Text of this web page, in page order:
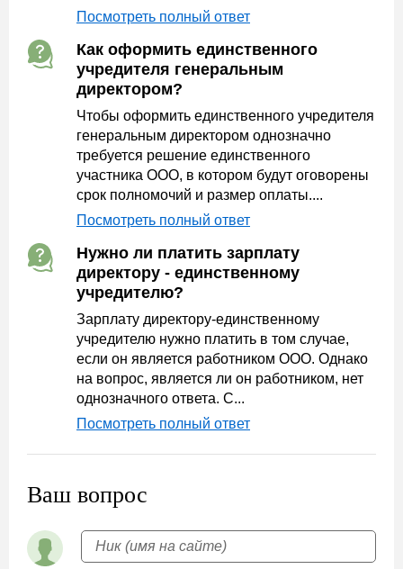
Посмотреть полный ответ
Как оформить единственного
учредителя генеральным
директором?
Чтобы оформить единственного учредителя
генеральным директором однозначно
требуется решение единственного
участника ООО, в котором будут оговорены
срок полномочий и размер оплаты....
Посмотреть полный ответ
Нужно ли платить зарплату
директору - единственному
учредителю?
Зарплату директору-единственному
учредителю нужно платить в том случае,
если он является работником ООО. Однако
на вопрос, является ли он работником, нет
однозначного ответа. С...
Посмотреть полный ответ
Ваш вопрос